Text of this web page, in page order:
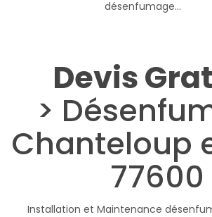
désenfumage...
Devis
>
Chanteloup
77600
Installation et Maintenance